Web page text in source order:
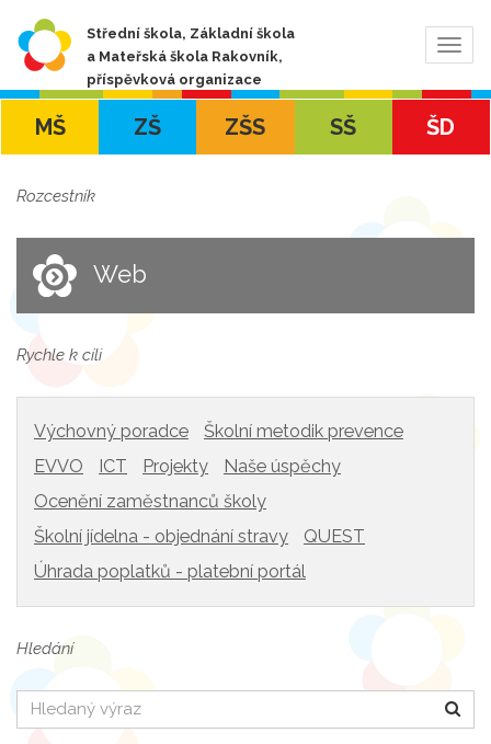
Střední škola, Základní škola
a Mateřská škola Rakovník,
příspěvková organizace
MŠ ZŠ ZŠS SŠ ŠD
Rozcestník
Web
Rychle k cíli
Výchovný poradce
Školní metodik prevence
EVVO
ICT Projekty
Naše úspěchy
Ocenění zaměstnanců školy
Školní jídelna - objednání stravy
QUEST
Úhrada poplatků - platební portál
Hledání
Hledat